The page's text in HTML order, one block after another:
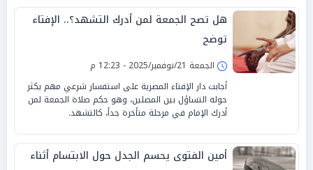
هل تصح الجمعة لمن أدرك التشهد؟.. الإفتاء
توضح
الجمعة 21/نوفمبر/2025 - 12:23 م
أجابت دار الإفتاء المصرية على استفسار شرعي مهم يكثر
حوله التساؤل بين المصلين، وهو حكم صلاة الجمعة لمن
أدرك الإمام في مرحلة متأخرة جداً، كالتشهد.
أمين الفتوى يحسم الجدل حول الابتسام أثناء